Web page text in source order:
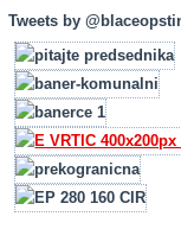
Tweets by